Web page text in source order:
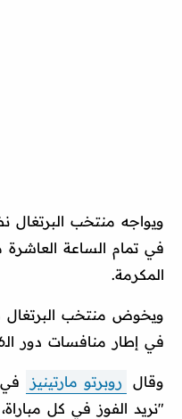
ويواجه منتخب البرتغال
في تمام الساعة
المكرمة.
ويخوض منتخب البرتغال
في إطار منافسات دور الـ16 من بطولة كأس العالم 2026.
وقال روبرتو مارتينيز
في
"نريد الفوز في كل